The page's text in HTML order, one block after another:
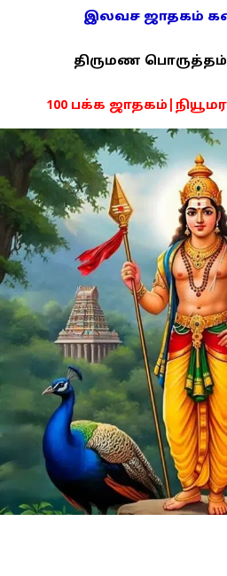
இலவச ஜாதகம்
திருமண பொருத்தம்
100 பக்க
PDF -72மட்டும்